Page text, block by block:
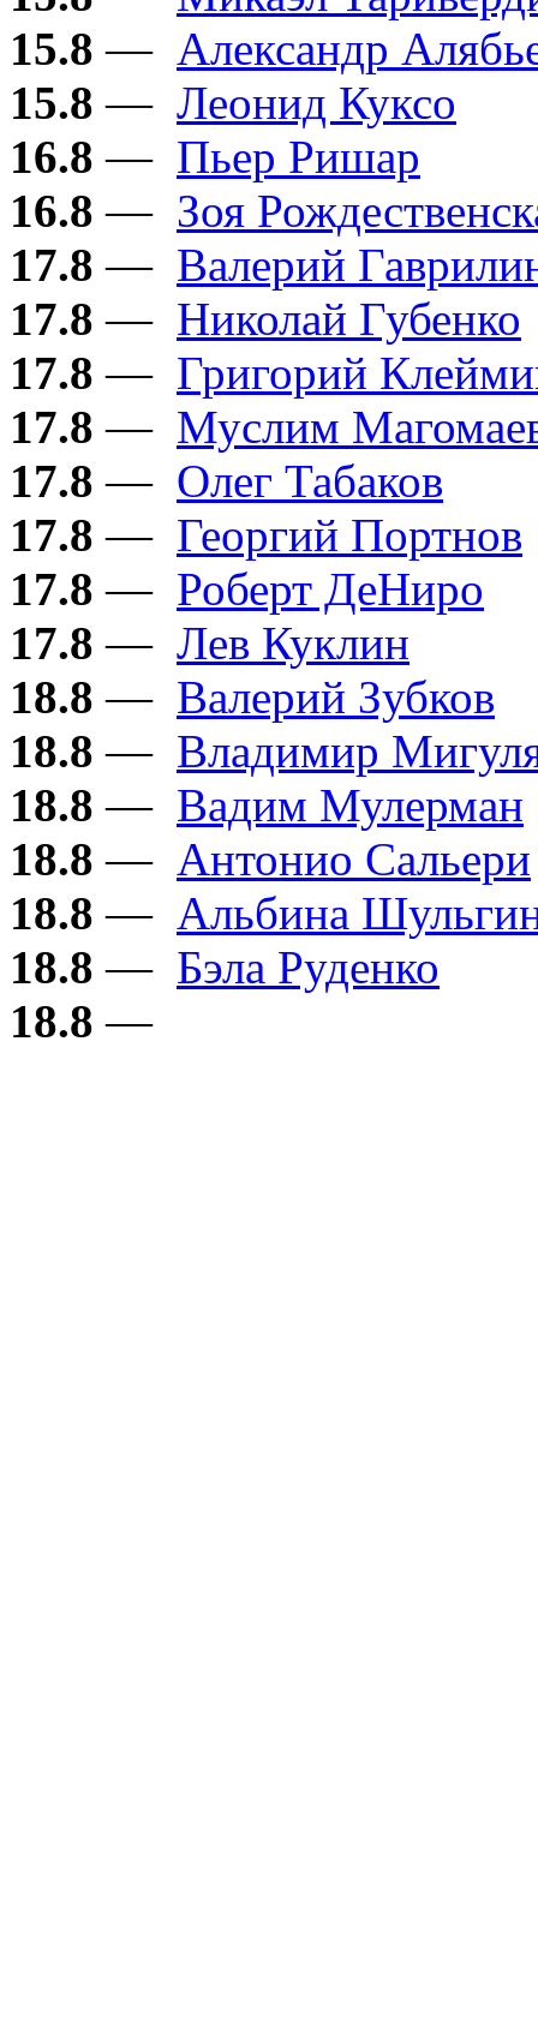
15.8 — Александр
15.8 — Леонид Куксо
16.8 — Пьер Ришар
16.8 — Зоя
17.8 — Валерий
17.8 — Николай Губенко
17.8 — Григорий
17.8 — Муслим
17.8 — Олег Табаков
17.8 — Георгий Портнов
17.8 — Роберт ДеНиро
17.8 — Лев Куклин
18.8 — Валерий Зубков
18.8 — Владимир
18.8 — Вадим Мулерман
18.8 — Антонио Сальери
18.8 — Альбина
18.8 — Бэла Руденко
18.8 —